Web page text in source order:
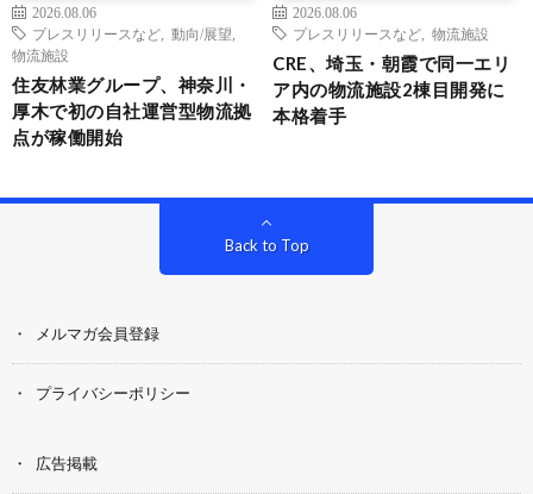
2026.08.06
プレスリリースなど
動向/展望
物流施設
住友林業グループ、神奈川・
厚木で初の自社運営型物流拠
点が稼働開始
2026.08.06
プレスリリースなど
物流施設
CRE、埼玉・朝霞で同一エリ
ア内の物流施設2棟目開発に
本格着手
Back to Top
メルマガ会員登録
プライバシーポリシー
広告掲載